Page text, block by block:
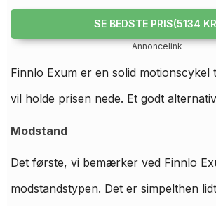
SE BEDSTE PRIS(5134
Annoncelink
Finnlo Exum er en solid motionscykel
vil holde prisen nede. Et godt
Modstand
Det første, vi bemærker ved Finnlo
modstandstypen. Det er simpelthen